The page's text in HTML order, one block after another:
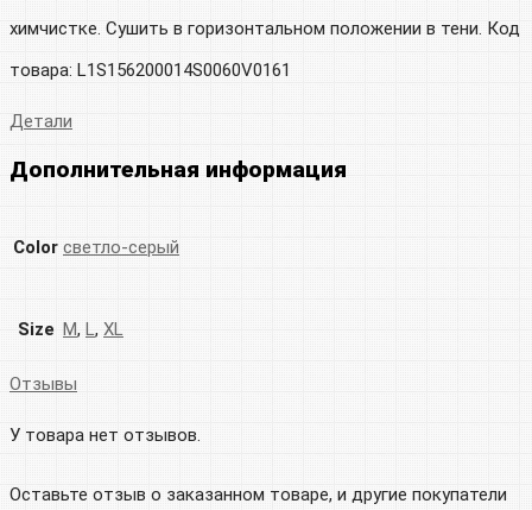
химчистке. Сушить в горизонтальном положении в тени. Код
товара: L1S156200014S0060V0161
Детали
Дополнительная информация
Color светло-серый
Size M, L, XL
Отзывы
У товара нет отзывов.
Оставьте отзыв о заказанном товаре, и другие покупатели